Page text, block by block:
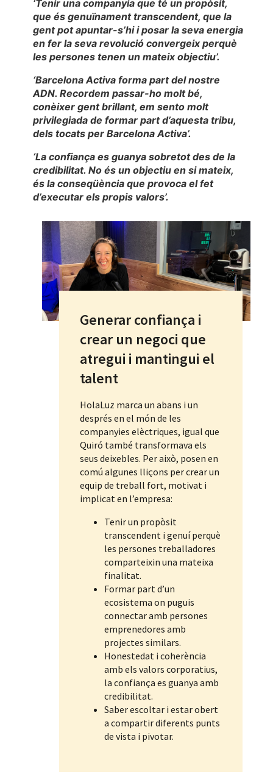
‘Tenir una companyia que té un propòsit,
que és genuïnament transcendent, que la
gent pot apuntar-s’hi i posar la seva energia
en fer la seva revolució convergeix perquè
les persones tenen un mateix objectiu’.
‘Barcelona Activa forma part del nostre
ADN. Recordem passar-ho molt bé,
conèixer gent brillant, em sento molt
privilegiada de formar part d’aquesta tribu,
dels tocats per Barcelona Activa’.
‘La confiança es guanya sobretot des de la
credibilitat. No és un objectiu en si mateix,
és la conseqüència que provoca el fet
d’executar els propis valors’.
Generar confiança i
crear un negoci que
atregui i mantingui el
talent
HolaLuz marca un abans i un
després en el món de les
companyies elèctriques, igual que
Quiró també transformava els
seus deixebles. Per això, posen en
comú algunes lliçons per crear un
equip de treball fort, motivat i
implicat en l’empresa:
Tenir un propòsit
transcendent i genuí perquè
les persones treballadores
comparteixin una mateixa
finalitat.
Formar part d’un
ecosistema on puguis
connectar amb persones
emprenedores amb
projectes similars.
Honestedat i coherència
amb els valors corporatius,
la confiança es guanya amb
credibilitat.
Saber escoltar i estar obert
a compartir diferents punts
de vista i pivotar.